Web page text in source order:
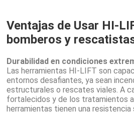
Ventajas de Usar HI-
bomberos y
Durabilidad en condiciones
Las herramientas HI-LIFT son
entornos desafiantes, ya sean
estructurales o rescates viales. A
fortalecidos y de los tratamientos
herramientas tienen una resistencia